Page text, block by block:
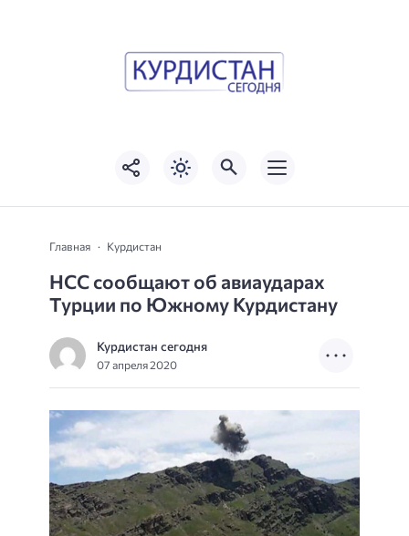
Главная Курдистан
HСС сообщают об авиаударах
Турции по Южному Курдистану
Курдистан сегодня
07 апреля 2020